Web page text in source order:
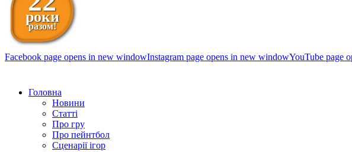
роки
разом!
Facebook page opens in new windowInstagram page opens in new windowYouTube page
Головна
Новини
Статті
Про гру
Про пейнтбол
Сценарії ігор